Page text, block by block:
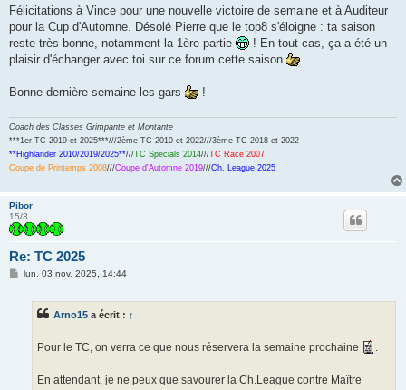
Félicitations à Vince pour une nouvelle victoire de semaine et à Auditeur
pour la Cup d'Automne. Désolé Pierre que le top8 s'éloigne : ta saison
reste très bonne, notamment la 1ère partie
! En tout cas, ça a été un
plaisir d'échanger avec toi sur ce forum cette saison
.
Bonne dernière semaine les gars !
Coach des Classes Grimpante et Montante
***1er TC 2019 et 2025***///2ème TC 2010 et 2022///3ème TC 2018 et 2022
**Highlander 2010/2019/2025**///TC Specials 2014///TC Race 2007
Coupe de Printemps 2008///Coupe d'Automne 2019///Ch. League 2025
Pibor
15/3
Re: TC 2025
Mlun. 03 nov. 2025, 14:44
Arno15 a écrit : ↑
Pour le TC, on verra ce que nous réservera la semaine prochaine
En attendant, je ne peux que savourer la Ch.League contre Maître